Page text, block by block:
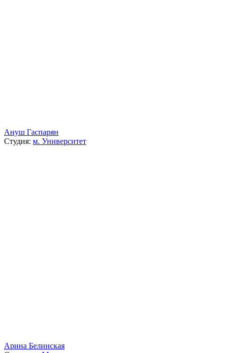
Ануш Гаспарян
Студия: м. Университет
Арина Белинская